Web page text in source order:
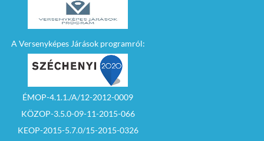
A Versenyképes Járások programról:
ÉMOP-4.1.1./A/12-2012-0009
KÖZOP-3.5.0-09-11-2015-066
KEOP-2015-5.7.0/15-2015-0326